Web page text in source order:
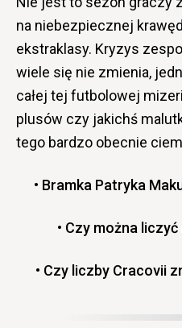
na niebezpiecznej
ekstraklasy. Kryzys
wiele się nie zmienia,
całej tej futbolowej
plusów czy jakichś
tego bardzo obecnie
• Bramka Patryka
• Czy można
• Czy liczby Cracovii